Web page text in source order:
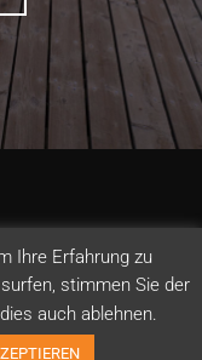
Ihre Erfahrung zu
stimmen Sie der
auch ablehnen.